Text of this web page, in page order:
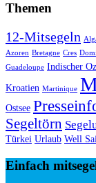
Themen
12-Mitsegeln
Azoren Bretagne Cres
Guadeloupe Indischer
Kroatien Martinique
Ostsee
Segeltörn
Türkei Urlaub Well
Einfach